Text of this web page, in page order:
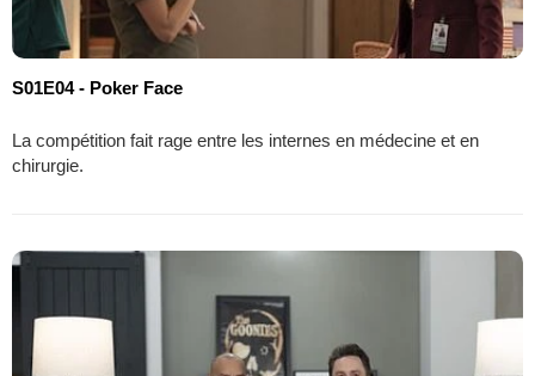
S01E04 - Poker Face
La compétition fait rage entre les internes en médecine et en
chirurgie.